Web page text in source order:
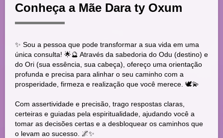
Conheça a Mãe Dara ty Oxum
✨ Sou a pessoa que pode transformar a sua vida em uma
única consulta! 🌟🔮 Através da sabedoria do Odu (destino) e
do Ori (sua essência, sua cabeça), ofereço uma orientação
profunda e precisa para alinhar o seu caminho com a
prosperidade, firmeza e realização que você merece. 🕊️💫
Com assertividade e precisão, trago respostas claras,
certeiras e guiadas pela espiritualidade, ajudando você a
tomar as decisões certas e a desbloquear os caminhos que
o levam ao sucesso. 🌌✨